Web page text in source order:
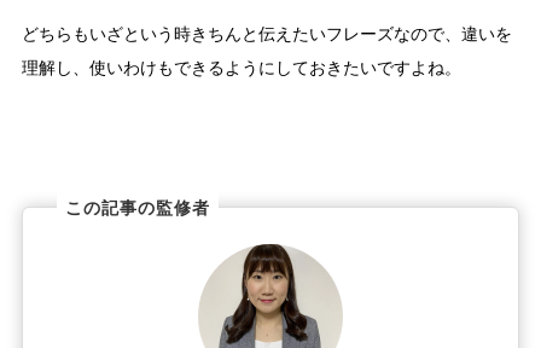
どちらもいざという時きちんと伝えたいフレーズなので、違いを
理解し、使いわけもできるようにしておきたいですよね。
この記事の監修者